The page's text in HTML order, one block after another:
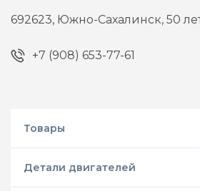
692623, Южно-Сахалинск,50
+7 (908) 653-77-61
Товары
Детали двигателей